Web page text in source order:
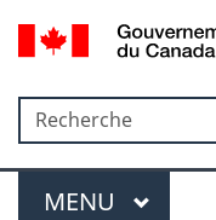
Recherche
Recherche
Menu
MAIN
MENU